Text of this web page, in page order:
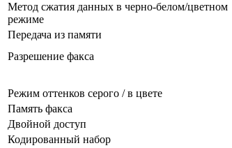
Метод сжатия данных в черно-белом/цветном
режиме
Передача из памяти
Разрешение факса
Режим оттенков серого / в цвете
Память факса
Двойной доступ
Кодированный набор